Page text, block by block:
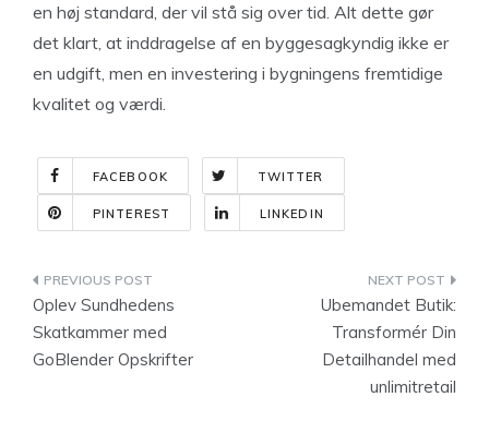
en høj standard, der vil stå sig over tid. Alt dette gør
det klart, at inddragelse af en byggesagkyndig ikke er
en udgift, men en investering i bygningens fremtidige
kvalitet og værdi.
FACEBOOK TWITTER
PINTEREST LINKEDIN
Indlægsnavigation
Oplev Sundhedens
Skatkammer med
GoBlender Opskrifter
Ubemandet Butik:
Transformér Din
Detailhandel med
unlimitretail